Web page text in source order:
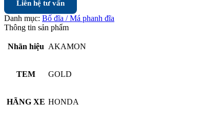
Liên hệ tư vấn
Danh mục: Bố đĩa / Má phanh đĩa
Thông tin sản phẩm
Nhãn hiệu AKAMON
TEM GOLD
HÃNG XE HONDA